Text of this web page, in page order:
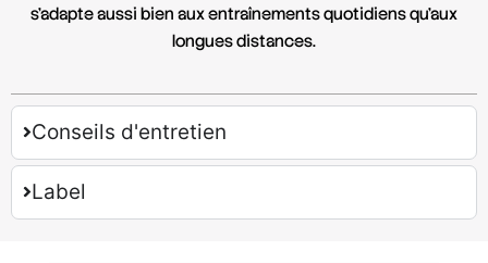
s’adapte aussi bien aux entraînements quotidiens qu’aux
longues distances.
Conseils d'entretien
Label